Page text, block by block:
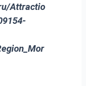
Attractio